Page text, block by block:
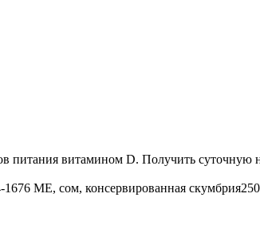
питания витамином D. Получить суточную
МЕ, сом, консервированная